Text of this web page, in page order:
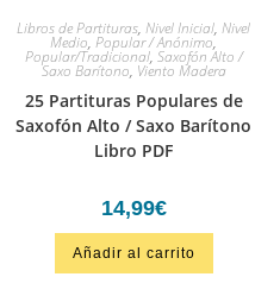
Libros de Partituras, Nivel Inicial, Nivel
Medio, Popular / Anónimo,
Popular/Tradicional, Saxofón Alto /
Saxo Barítono, Viento Madera
25 Partituras Populares de
Saxofón Alto / Saxo Barítono
Libro PDF
14,99€
Añadir al carrito